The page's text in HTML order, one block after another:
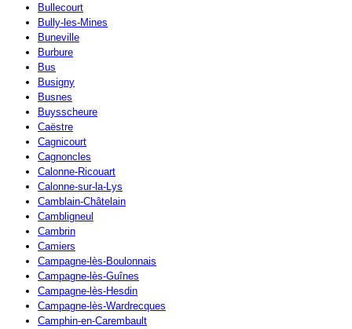
Bullecourt
Bully-les-Mines
Buneville
Burbure
Bus
Busigny
Busnes
Buysscheure
Caëstre
Cagnicourt
Cagnoncles
Calonne-Ricouart
Calonne-sur-la-Lys
Camblain-Châtelain
Cambligneul
Cambrin
Camiers
Campagne-lès-Boulonnais
Campagne-lès-Guînes
Campagne-lès-Hesdin
Campagne-lès-Wardrecques
Camphin-en-Carembault